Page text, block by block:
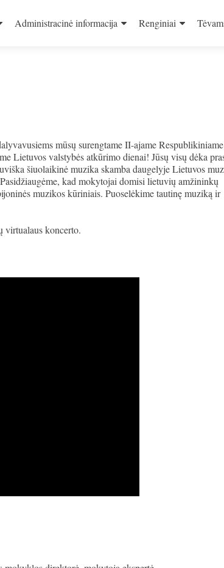
Administracinė informacija Renginiai
mūsų surengtame II-ajame Respublikiniame
Lietuvos valstybės atkūrimo dienai! Jūsų visų dėka
šiuolaikinė muzika skamba daugelyje Lietuvos
kad mokytojai domisi lietuvių amžininkų
muzikos kūriniais. Puoselėkime tautinę muziką ir
virtualaus koncerto.